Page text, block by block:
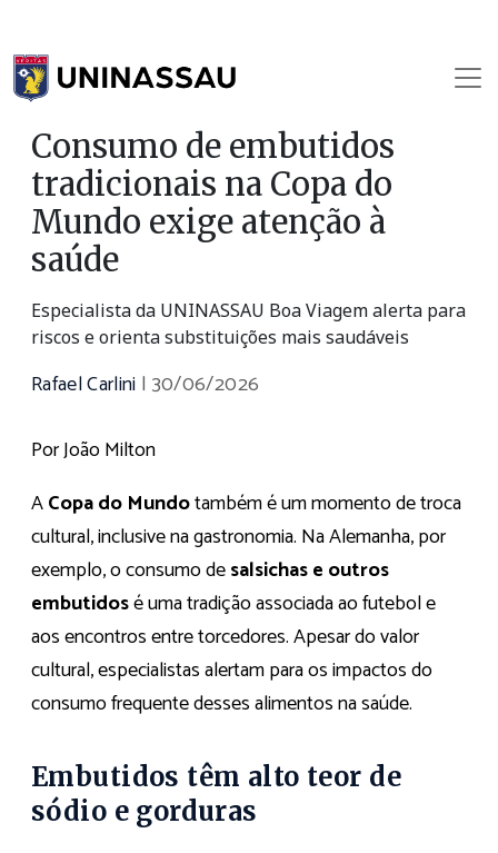
Consumo de embutidos
tradicionais na Copa do
Mundo exige atenção à
saúde
Especialista da UNINASSAU Boa Viagem alerta para
riscos e orienta substituições mais saudáveis
Rafael Carlini | 30/06/2026
Por João Milton
ACopa do Mundotambém é um momento de troca
cultural, inclusive na gastronomia. Na Alemanha, por
exemplo, o consumo desalsichas e outros
embutidosé uma tradição associada ao futebol e
aos encontros entre torcedores. Apesar do valor
cultural, especialistas alertam para os impactos do
consumo frequente desses alimentos na saúde.
Embutidos têm alto teor de
sódio e gorduras